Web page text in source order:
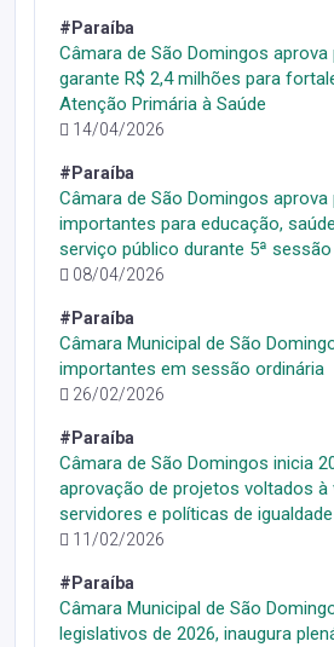
#Paraíba
Câmara de São Domingos aprova
garante R$ 2,4 milhões para
Atenção Primária à Saúde
14/04/2026
#Paraíba
Câmara de São Domingos
importantes para educação,
serviço público durante 5ª
08/04/2026
#Paraíba
Câmara Municipal de São
importantes em sessão ordinária
26/02/2026
#Paraíba
Câmara de São Domingos inicia
aprovação de projetos voltados à
servidores e políticas de igualdade
11/02/2026
#Paraíba
Câmara Municipal de São
legislativos de 2026, inaugura